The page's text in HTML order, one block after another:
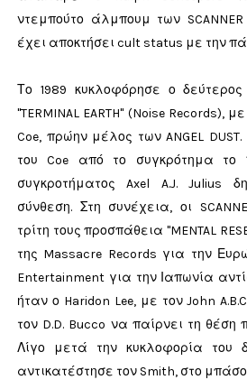
ντεμπούτο άλμπουμ των SCANNER
έχει αποκτήσει cult status με την
Το 1989 κυκλοφόρησε ο δεύτερος
"TERMINAL EARTH" (Noise Records),
Coe, πρώην μέλος των ANGEL
του Coe από το συγκρότημα το
συγκροτήματος Axel A.J. Julius
σύνθεση. Στη συνέχεια, οι
τρίτη τους προσπάθεια "MENTAL
της Massacre Records για την
Entertainment για την Ιαπωνία
ήταν ο Haridon Lee, με τον John
τον D.D. Bucco να παίρνει τη
Λίγο μετά την κυκλοφορία του
αντικατέστησε τον Smith, στο